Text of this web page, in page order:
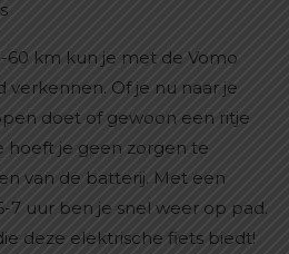
km kun je met de Vomo
verkennen. Of je nu naar je
doet of gewoon een ritje
hoeft je geen zorgen te
van de batterij. Met een
7 uur ben je snel weer op pad.
deze elektrische fiets biedt!